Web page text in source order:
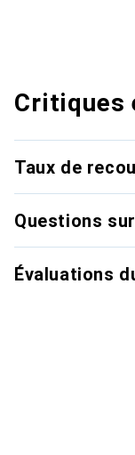
Critiques
Taux de
Questions
Évaluations